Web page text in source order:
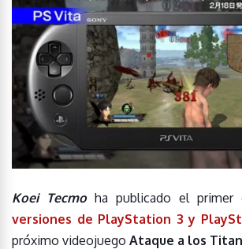
Koei Tecmoha publicado el primer
versiones de PlayStation 3 y
próximo videojuego Ataque a los